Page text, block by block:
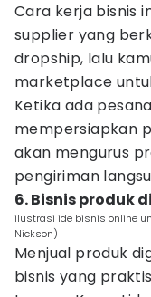
Cara kerja bisnis
supplier yang
dropship, lalu
marketplace
Ketika ada
mempersiapkan
akan mengurus
pengiriman
6. Bisnis produk
ilustrasi ide bisnis online
Nickson)
Menjual produk
bisnis yang